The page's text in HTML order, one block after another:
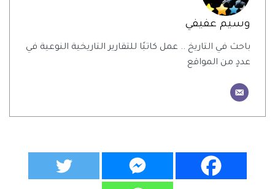
وسيم عفيفي
باحث في التاريخ .. عمل كاتبًا للتقارير التاريخية النوعية في
عددٍ من المواقع